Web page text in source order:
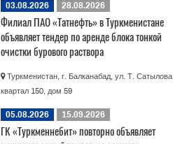
03.08.2026 28.08.2026
Филиал ПАО «Татнефть» в Туркменистане
объявляет тендер по аренде блока тонкой
очистки бурового раствора
Туркменистан, г. Балканабад, ул. Т. Сатылова,
квартал 150, дом 59
05.08.2026 15.09.2026
ГК «Туркменнебит» повторно объявляет